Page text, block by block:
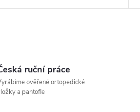
ruční práce
ověřené ortopedické
a pantofle